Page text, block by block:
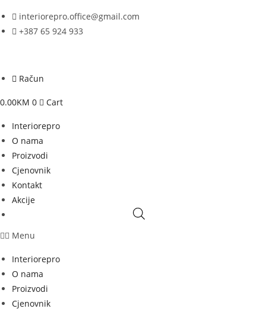
Skip
to
interiorepro.office@gmail.com
+387 65 924 933
Račun
0.00KM 0 Cart
Interiorepro
O nama
Proizvodi
Cjenovnik
Kontakt
Akcije
Menu
Interiorepro
O nama
Proizvodi
Cjenovnik